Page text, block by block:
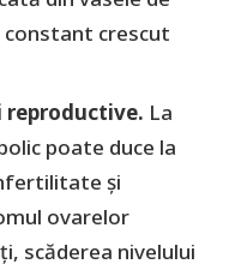
constant crescut
reproductive. La
poate duce la
și
ovarelor
scăderea nivelului